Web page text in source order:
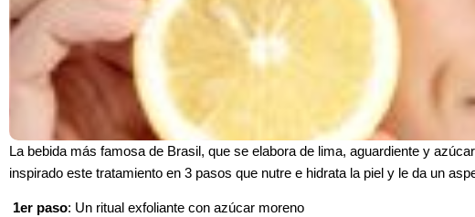
La bebida más famosa de Brasil, que se elabora de lima, aguardiente y
inspirado este tratamiento en 3 pasos que nutre e hidrata la piel y le da un
1er paso: Un ritual exfoliante con azúcar moreno